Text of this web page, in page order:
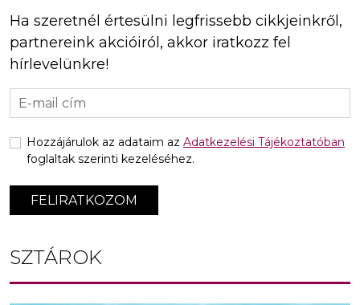
Ha szeretnél értesülni legfrissebb cikkjeinkről,
partnereink akcióiról, akkor iratkozz fel
hírlevelünkre!
FELIRATKOZOM
Hozzájárulok az adataim az Adatkezelési Tájékoztatóban
foglaltak szerinti kezeléséhez.
SZTÁROK